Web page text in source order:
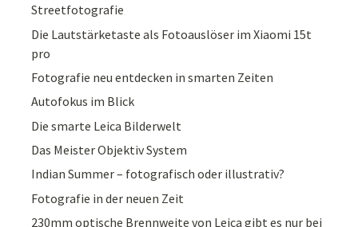
Streetfotografie
Die Lautstärketaste als Fotoauslöser im Xiaomi 15t
pro
Fotografie neu entdecken in smarten Zeiten
Autofokus im Blick
Die smarte Leica Bilderwelt
Das Meister Objektiv System
Indian Summer – fotografisch oder illustrativ?
Fotografie in der neuen Zeit
230mm optische Brennweite von Leica gibt es nur bei